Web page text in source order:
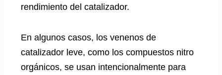
rendimiento del catalizador.
En algunos casos, los venenos de
catalizador leve, como los compuestos nitro
orgánicos, se usan intencionalmente para